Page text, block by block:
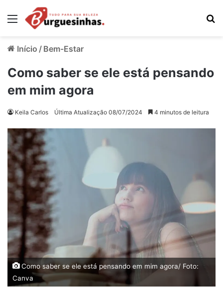
Menu
Início / Bem-Estar
Como saber se ele está pensando
em mim agora
Keila Carlos Última Atualização 08/07/2024 4 minutos de leitura
Como saber se ele está pensando em mim agora/ Foto:
Canva